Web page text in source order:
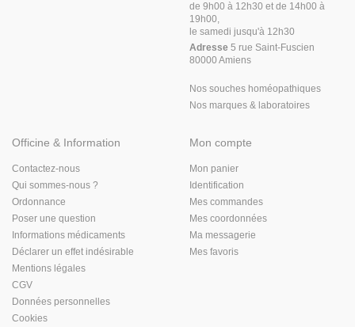
de 9h00 à 12h30 et de 14h00 à
19h00,
le samedi jusqu'à 12h30
Adresse 5 rue Saint-Fuscien
80000 Amiens
Nos souches homéopathiques
Nos marques & laboratoires
Officine & Information
Contactez-nous
Qui sommes-nous ?
Ordonnance
Poser une question
Informations médicaments
Déclarer un effet indésirable
Mentions légales
CGV
Données personnelles
Cookies
Mon compte
Mon panier
Identification
Mes commandes
Mes coordonnées
Ma messagerie
Mes favoris